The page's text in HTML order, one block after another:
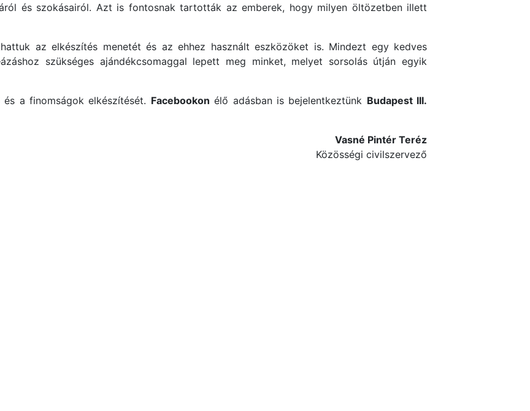
és szokásairól. Azt is fontosnak tartották az emberek, hogy milyen öltözetben illett
az elkészítés menetét és az ehhez használt eszközöket is. Mindezt egy kedves
szükséges ajándékcsomaggal lepett meg minket, melyet sorsolás útján egyik
és a finomságok elkészítését. Facebookon élő adásban is bejelentkeztünk Budapest III.
Vasné Pintér Teréz
Közösségi civilszervező